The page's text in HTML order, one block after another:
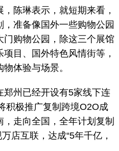
陈琳表示，就短期来看，
准备像国外一些购物公园
购物公园，除这三个展馆
目、国外特色风情街等，
体验与场景。
州已经开设有5家线下连
积极推广复制跨境O2O成
走向全国，全年计划复制
店互联，达成“5年千亿，